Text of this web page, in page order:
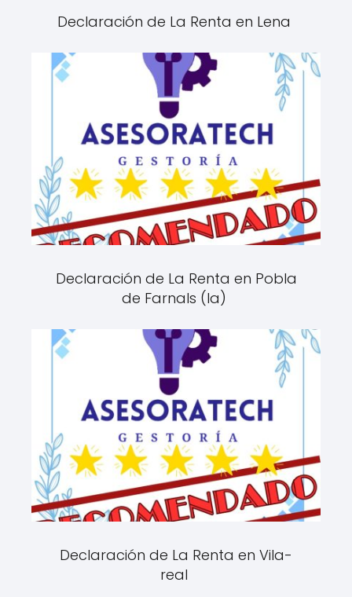
Declaración de La Renta en Lena
Declaración de La Renta en Pobla
de Farnals (la)
Declaración de La Renta en Vila-
real